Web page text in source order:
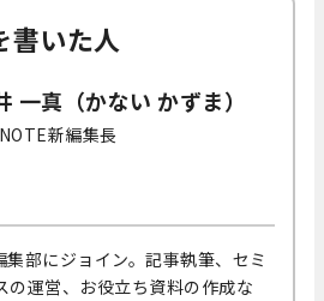
書いた人
一真（かない かずま）
新編集長
部にジョイン。記事執筆、セミ
の運営、お役立ち資料の作成な